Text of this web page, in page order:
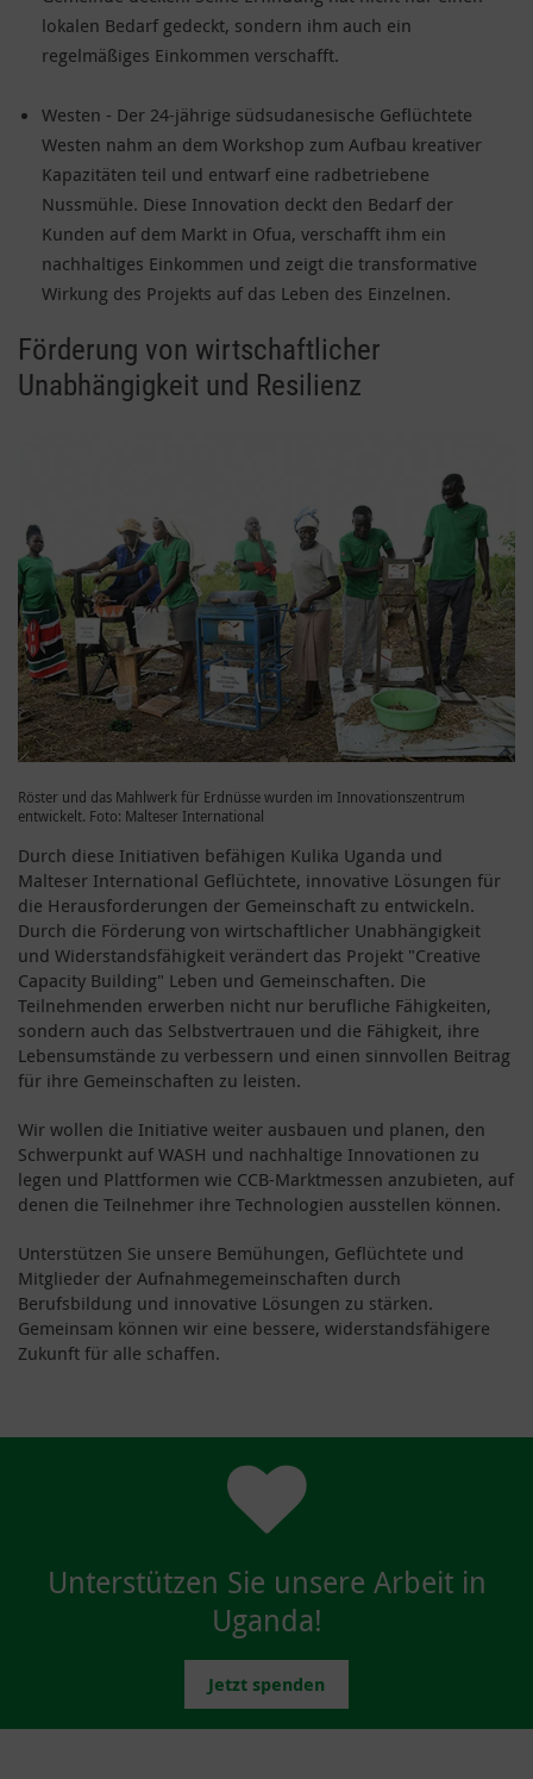
lokalen Bedarf gedeckt, sondern ihm auch ein
regelmäßiges Einkommen verschafft.
Westen - Der 24-jährige südsudanesische Geflüchtete
Westen nahm an dem Workshop zum Aufbau kreativer
Kapazitäten teil und entwarf eine radbetriebene
Nussmühle. Diese Innovation deckt den Bedarf der
Kunden auf dem Markt in Ofua, verschafft ihm ein
nachhaltiges Einkommen und zeigt die transformative
Wirkung des Projekts auf das Leben des Einzelnen.
Förderung von wirtschaftlicher
Unabhängigkeit und Resilienz
Röster und das Mahlwerk für Erdnüsse wurden im Innovationszentrum
entwickelt. Foto: Malteser International
Durch diese Initiativen befähigen Kulika Uganda und
Malteser International Geflüchtete, innovative Lösungen für
die Herausforderungen der Gemeinschaft zu entwickeln.
Durch die Förderung von wirtschaftlicher Unabhängigkeit
und Widerstandsfähigkeit verändert das Projekt "Creative
Capacity Building" Leben und Gemeinschaften. Die
Teilnehmenden erwerben nicht nur berufliche Fähigkeiten,
sondern auch das Selbstvertrauen und die Fähigkeit, ihre
Lebensumstände zu verbessern und einen sinnvollen Beitrag
für ihre Gemeinschaften zu leisten.
Wir wollen die Initiative weiter ausbauen und planen, den
Schwerpunkt auf WASH und nachhaltige Innovationen zu
legen und Plattformen wie CCB-Marktmessen anzubieten, auf
denen die Teilnehmer ihre Technologien ausstellen können.
Unterstützen Sie unsere Bemühungen, Geflüchtete und
Mitglieder der Aufnahmegemeinschaften durch
Berufsbildung und innovative Lösungen zu stärken.
Gemeinsam können wir eine bessere, widerstandsfähigere
Zukunft für alle schaffen.
Unterstützen Sie unsere Arbeit in
Uganda!
Jetzt spenden